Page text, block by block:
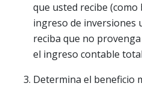
que usted recibe
ingreso de inversiones
reciba que no
el ingreso contable
Determina el beneficio